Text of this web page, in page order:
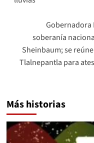
Gobernadora
soberanía
Sheinbaum; se
Tlalnepantla para
Más historias